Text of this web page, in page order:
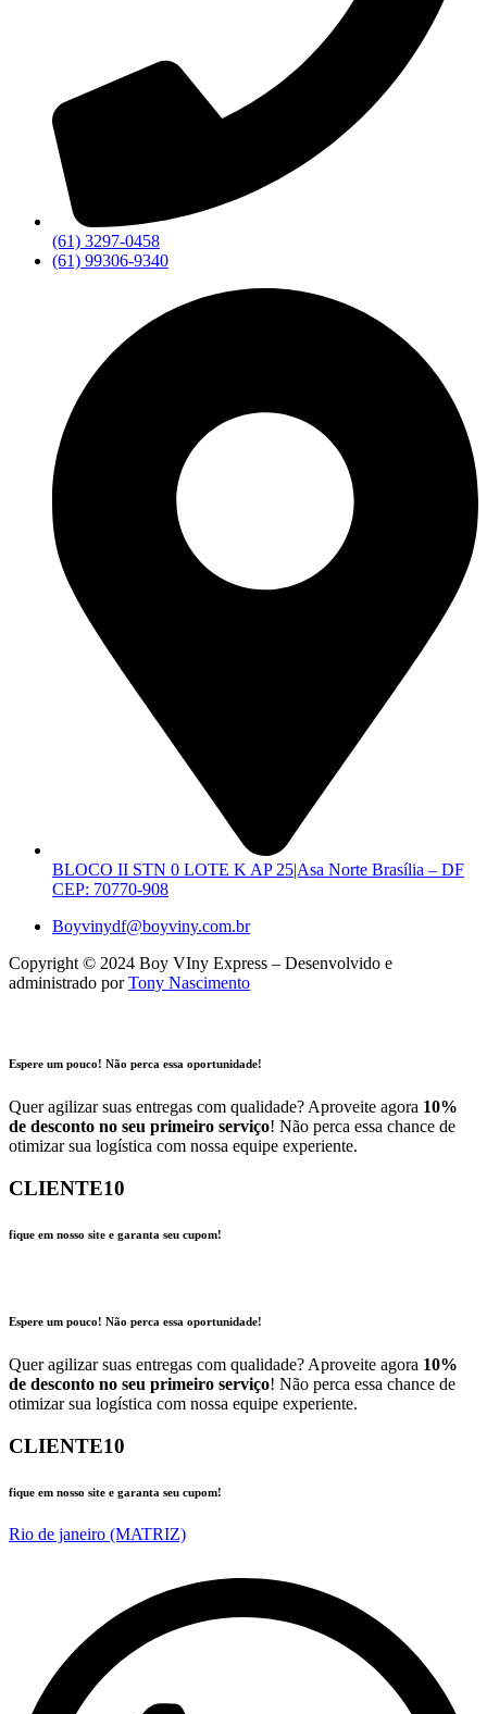
(61) 3297-0458
(61) 99306-9340
BLOCO II STN 0 LOTE K AP 25|Asa Norte Brasília – DF
CEP: 70770-908
Boyvinydf@boyviny.com.br
Copyright © 2024 Boy VIny Express – Desenvolvido e
administrado porTony Nascimento
Espere um pouco! Não perca essa oportunidade!
Quer agilizar suas entregas com qualidade? Aproveite agora 10%
de desconto no seu primeiro serviço! Não perca essa chance de
otimizar sua logística com nossa equipe experiente.
CLIENTE10
fique em nosso site e garanta seu cupom!
Espere um pouco! Não perca essa oportunidade!
Quer agilizar suas entregas com qualidade? Aproveite agora 10%
de desconto no seu primeiro serviço! Não perca essa chance de
otimizar sua logística com nossa equipe experiente.
CLIENTE10
fique em nosso site e garanta seu cupom!
Rio de janeiro (MATRIZ)